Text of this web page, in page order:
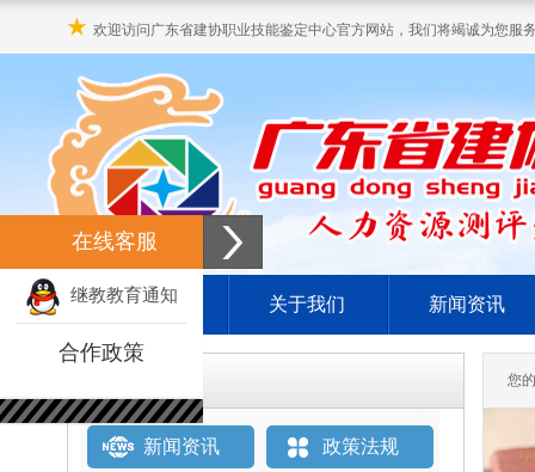
★ 欢迎访问广东省建协职业技能鉴定中心官方网站，我们将竭诚为您
网站首页 关于我们 新闻资讯
新闻资讯 政策法规
您
在线客服
继教教育通知
合作政策